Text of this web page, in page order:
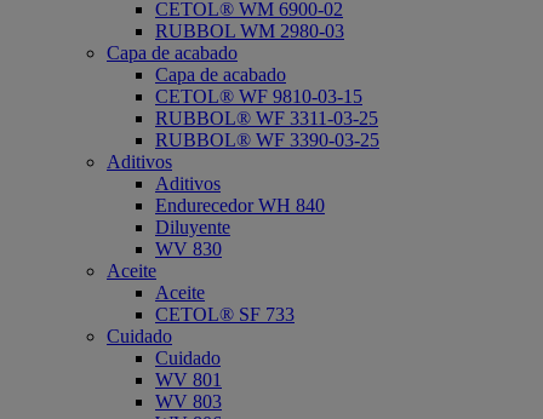
CETOL® WM 6900-02
RUBBOL WM 2980-03
Capa de acabado
Capa de acabado
CETOL® WF 9810-03-15
RUBBOL® WF 3311-03-25
RUBBOL® WF 3390-03-25
Aditivos
Aditivos
Endurecedor WH 840
Diluyente
WV 830
Aceite
Aceite
CETOL® SF 733
Cuidado
Cuidado
WV 801
WV 803